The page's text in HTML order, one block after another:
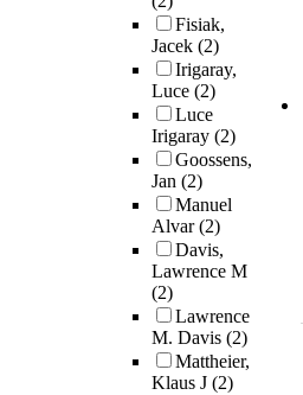
Fisiak,
Jacek (2)
Irigaray,
Luce (2)
Luce
Irigaray (2)
Goossens,
Jan (2)
Manuel
Alvar(2)
Davis,
Lawrence M
(2)
Lawrence
M. Davis (2)
Mattheier,
Klaus J (2)